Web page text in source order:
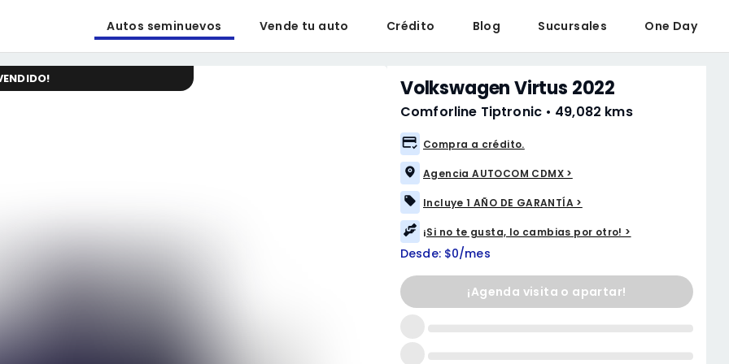
Autos seminuevos Vende tu auto Crédito Blog Sucursales One Day
! Volkswagen Virtus 2022
Comforline Tiptronic • 49,082 kms
Compra a crédito.
Agencia AUTOCOM CDMX >
Incluye 1 AÑO DE GARANTÍA >
¡Si no te gusta, lo cambias por otro! >
Desde: $0/mes
¡Agenda visita o apartar!